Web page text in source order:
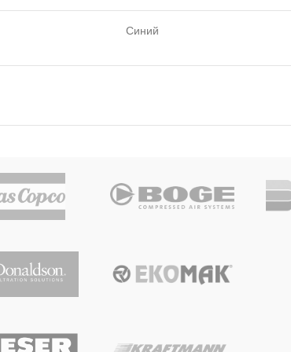
Синий